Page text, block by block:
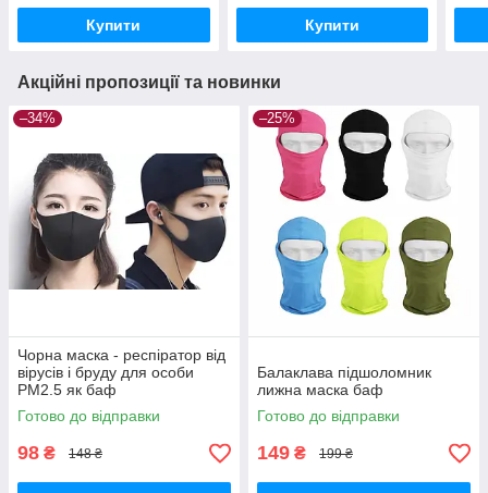
Купити Купити
Акційні пропозиції та новинки
–34%
Чорна маска - респіратор від
вірусів і бруду для особи
РМ2.5 як баф
Готово до відправки
98 ₴ 148 ₴
–25%
Балаклава підшоломник
лижна маска баф
Готово до відправки
149 ₴ 199 ₴